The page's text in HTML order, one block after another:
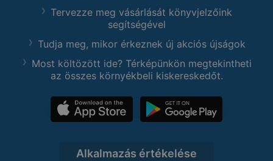
Tervezze meg vásárlását könyvjelzőink
segítségével
Tudja meg, mikor érkeznek új akciós újságok
Most költözött ide? Térképünkön megtekintheti
az összes környékbeli kiskereskedőt.
Alkalmazás értékelése